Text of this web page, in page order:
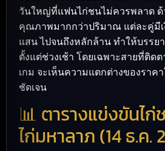
วันใหญ่ที่แฟนไก่ชนไม่ควรพลาด
คุณภาพมากกว่าปริมาณ แต่ละคู่มี
แสน ไปจนถึงหลักล้าน ทำให้บรร
ตั้งแต่ช่วงเช้า โดยเฉพาะสายที่ติด
เกม จะเห็นความแตกต่างของราค
ชัดเจน
📊 ตารางแข่งขันไ
ไก่มหาลาภ (14 ธ.ค.